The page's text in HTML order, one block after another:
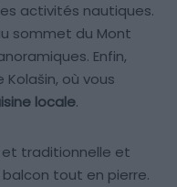
activités nautiques.
sommet du Mont
Enfin,
où vous
locale.
traditionnelle et
tout en pierre.